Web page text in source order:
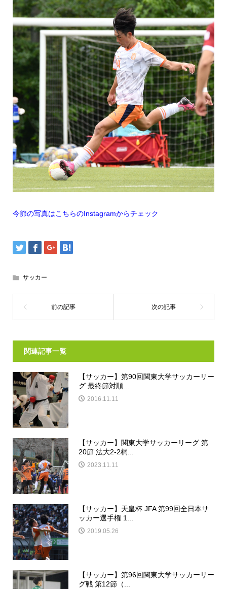
今節の写真はこちらのInstagramからチェック
サッカー
関連記事一覧
【サッカー】第90回関東大学サッカーリー
グ 最終節対順...
2016.11.11
【サッカー】関東大学サッカーリーグ 第
20節 法大2-2桐...
2023.11.11
【サッカー】天皇杯 JFA 第99回全日本サ
ッカー選手権 1...
2019.05.26
【サッカー】第96回関東大学サッカーリー
グ戦 第12節（...